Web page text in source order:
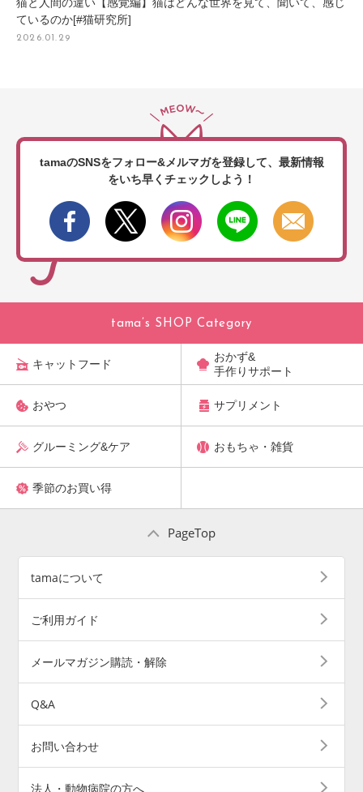
猫と人間の違い【感覚編】猫はどんな世界を見て、聞いて、感じ
ているのか[#猫研究所]
2026.01.29
tamaのSNSをフォロー&メルマガを登録して、 最新情報
をいち早くチェックしよう！
tama’s SHOP Category
キャットフード
おかず&
手作りサポート
おやつ サプリメント
グルーミング&ケア おもちゃ・雑貨
季節のお買い得
PageTop
tamaについて
ご利用ガイド
メールマガジン購読・解除
Q&A
お問い合わせ
法人・動物病院の方へ